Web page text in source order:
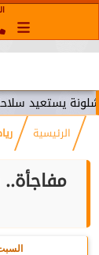
سلاحا
الرئيسية